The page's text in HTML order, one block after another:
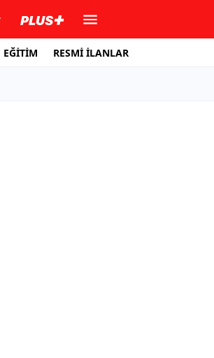
EĞİTİM RESMİ İLANLAR